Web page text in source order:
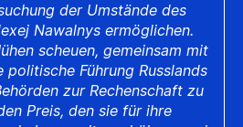
der Umstände des
Nawalnys ermöglichen.
scheuen, gemeinsam mit
politische Führung Russlands
zur Rechenschaft zu
Preis, den sie für ihre